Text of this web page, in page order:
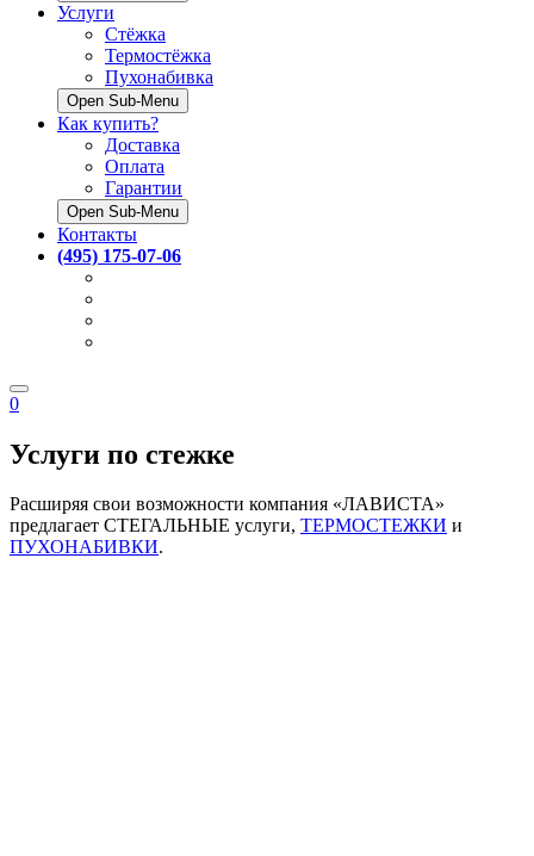
Услуги
Стёжка
Термостёжка
Пухонабивка
Open Sub-Menu
Как купить?
Доставка
Оплата
Гарантии
Open Sub-Menu
Контакты
(495) 175-07-06
0
Услуги по стежке
Расширяя свои возможности компания «ЛАВИСТА»
предлагает СТЕГАЛЬНЫЕ услуги, ТЕРМОСТЕЖКИ и
ПУХОНАБИВКИ.